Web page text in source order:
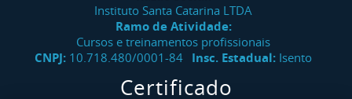
Instituto Santa Catarina LTDA
Ramo de Atividade:
Cursos e treinamentos profissionais
CNPJ: 10.718.480/0001-84 Insc. Estadual: Isento
Certificado